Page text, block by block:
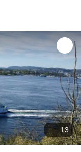
13